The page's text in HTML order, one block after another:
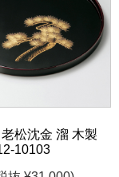
松沈金 溜 木製
10103